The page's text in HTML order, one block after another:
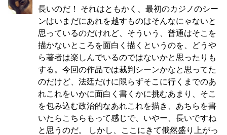
長いのだ！ それはともかく、最初のカジノのシー
ンはいまだにあれを越すものはそんなにゃないと
思っているのだけれど、そういう、普通はそこを
描かないところを面白く描くというのを、どうや
ら著者は楽しんでいるのではないかと思ったりも
する。今回の作品では裁判シーンかなと思ってた
のだけど、法廷だけに限らずそこに行くまでのあ
れこれをいかに面白く書くかに挑むあまり、そこ
を包み込む政治的なあれこれを描き、あちらを書
いたらこちらもって感じで、いやー、長いですね
と思うのだ。 しかし、ここにきて俄然盛り上がっ